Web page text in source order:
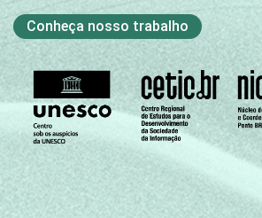
Conheça nosso trabalho